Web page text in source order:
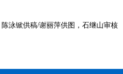
陈泳锨供稿/谢丽萍供图，石继山审核